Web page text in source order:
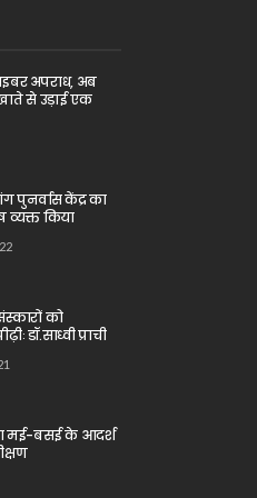
अपराध, अब
से उड़ाई एक
पुनर्वास केंद्र का
व्यक्त किया
को
डॉ.साध्वी प्राची
मई-बसई के आदर्श